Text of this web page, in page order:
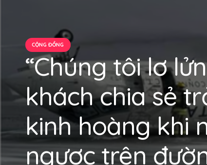
CỘNG ĐỒNG
“Chúng tôi lơ
khách chia sẻ
kinh hoàng khi
ngược trên